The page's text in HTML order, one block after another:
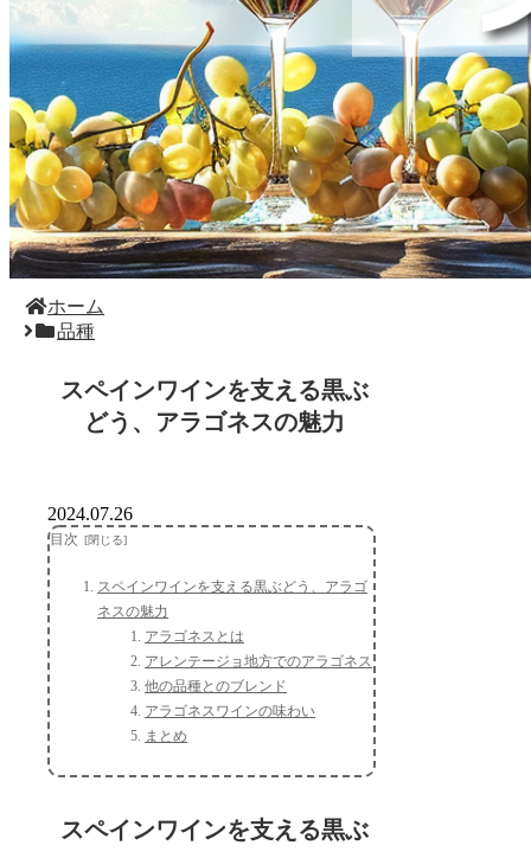
ホーム
品種
スペインワインを支える黒ぶ
どう、アラゴネスの魅力
2024.07.26
目次
スペインワインを支える黒ぶどう、アラゴ
ネスの魅力
アラゴネスとは
アレンテージョ地方でのアラゴネス
他の品種とのブレンド
アラゴネスワインの味わい
まとめ
スペインワインを支える黒ぶ